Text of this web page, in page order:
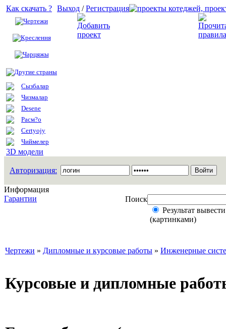
Как скачать ?
Чертежи
Креслення
Чарцяжы
Другие страны
Сызбалар
Чизмалар
Desene
Расм?о
Certyojy
Чиймелер
3D модели
Выход /Регистрация
Авторизация:
Информация
Гарантии
Поиск
Результат
(картинками)
Чертежи » Дипломные и курсовые работы » Инженерные
Курсовые и дипломные